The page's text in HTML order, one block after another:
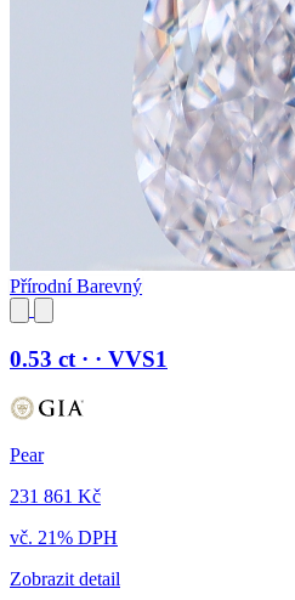
Přírodní Barevný
0.53 ct · · VVS1
Pear
231 861 Kč
vč. 21% DPH
Zobrazit detail